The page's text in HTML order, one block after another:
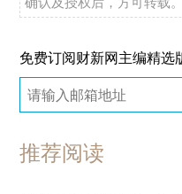
免费订阅财新网主编精选
推荐阅读